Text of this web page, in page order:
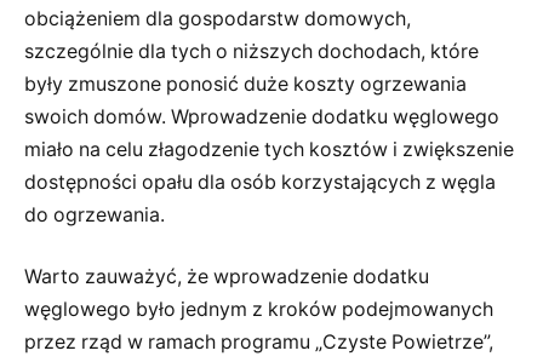
obciążeniem dla gospodarstw domowych,
szczególnie dla tych o niższych dochodach, które
były zmuszone ponosić duże koszty ogrzewania
swoich domów. Wprowadzenie dodatku węglowego
miało na celu złagodzenie tych kosztów i zwiększenie
dostępności opału dla osób korzystających z węgla
do ogrzewania.
Warto zauważyć, że wprowadzenie dodatku
węglowego było jednym z kroków podejmowanych
przez rząd w ramach programu „Czyste Powietrze”,